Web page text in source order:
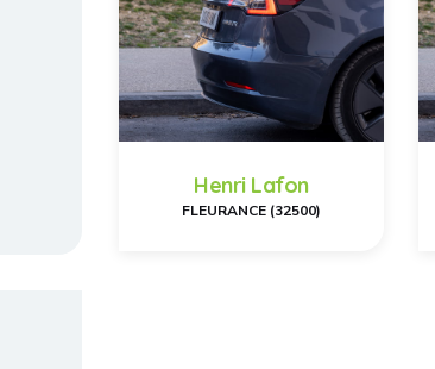
Henri Lafon
FLEURANCE (32500)